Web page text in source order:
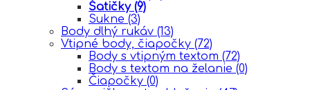
Šatičky (9)
Sukne (3)
Body dlhý rukáv (13)
Vtipné body, čiapočky (72)
Body s vtipným textom (72)
Body s textom na želanie (0)
Čiapočky (0)